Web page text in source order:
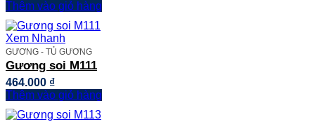
Thêm vào giỏ hàng
Xem Nhanh
GƯƠNG - TỦ GƯƠNG
Gương soi M111
464.000 ₫
Thêm vào giỏ hàng